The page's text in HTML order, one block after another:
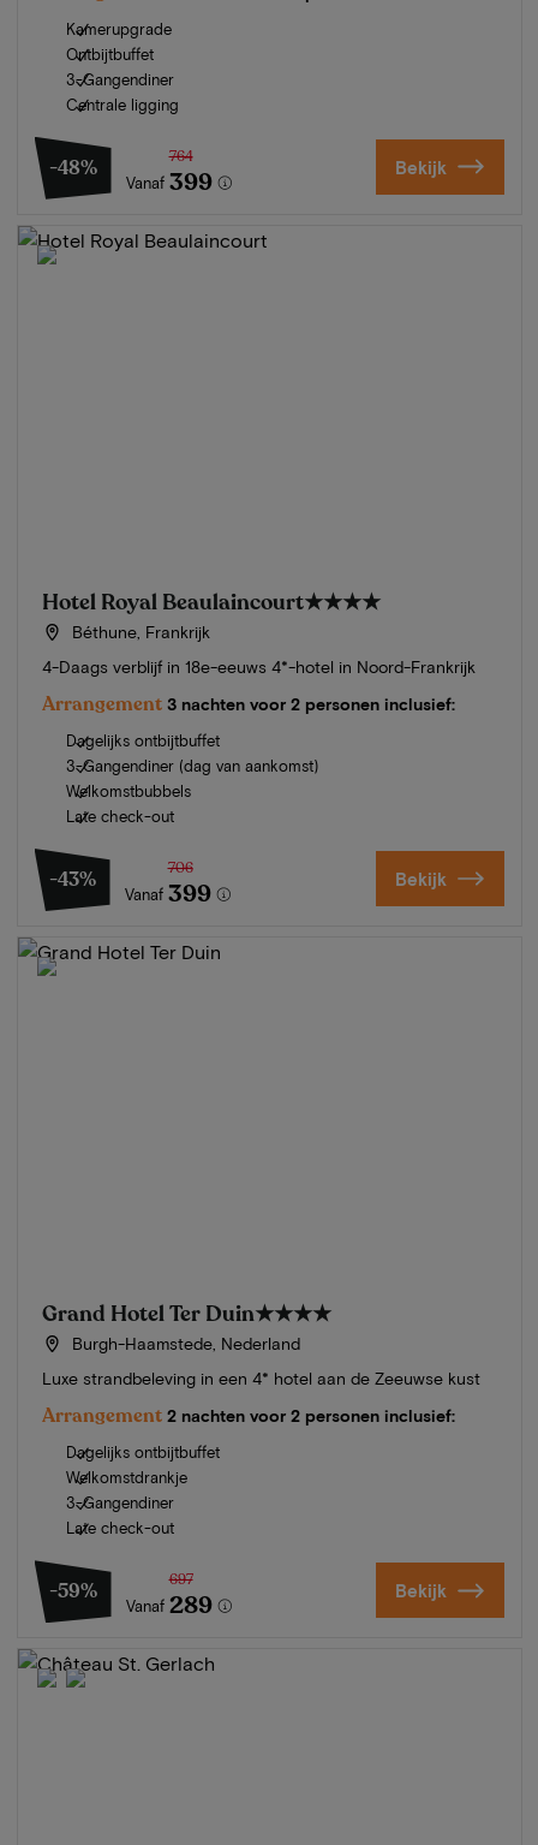
Kamerupgrade
Ontbijtbuffet
3-Gangendiner
Centrale ligging
-48%
Vanaf
764
399 Bekijk
Hotel Royal Beaulaincourt★★★★
Béthune, Frankrijk
4-Daags verblijf in 18e-eeuws 4*-hotel in Noord-Frankrijk
Arrangement 3 nachten voor 2 personen inclusief:
Dagelijks ontbijtbuffet
3-Gangendiner (dag van aankomst)
Welkomstbubbels
Late check-out
-43%
Vanaf
706
399 Bekijk
Grand Hotel Ter Duin★★★★
Burgh-Haamstede, Nederland
Luxe strandbeleving in een 4* hotel aan de Zeeuwse kust
Arrangement 2 nachten voor 2 personen inclusief:
Dagelijks ontbijtbuffet
Welkomstdrankje
3-Gangendiner
Late check-out
-59%
Vanaf
697
289 Bekijk